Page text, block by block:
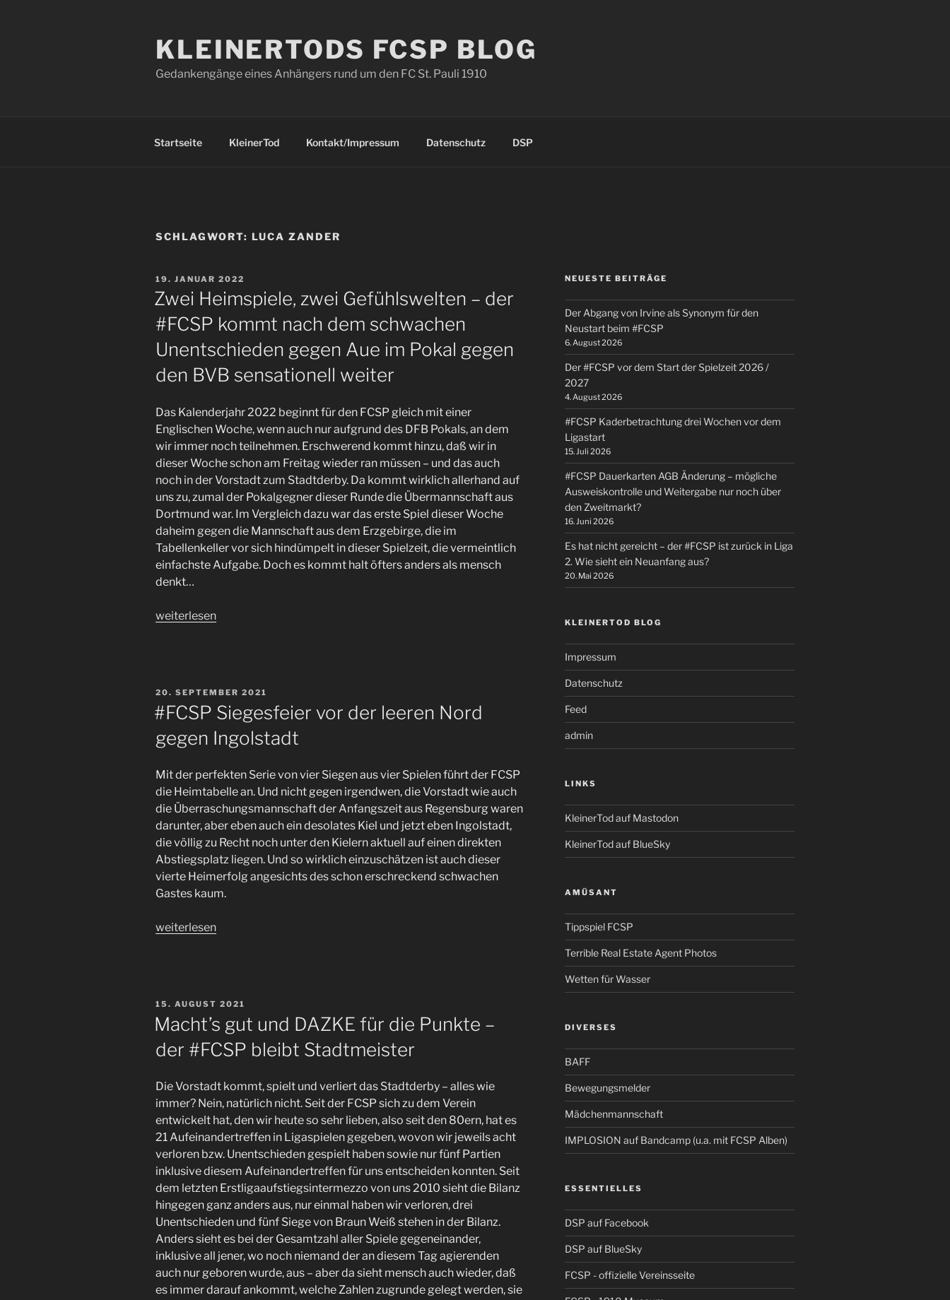
KLEINERTODS FCSP BLOG
Gedankengänge eines Anhängers rund um den FC St. Pauli 1910
Startseite KleinerTod Kontakt/Impressum Datenschutz DSP
SCHLAGWORT: LUCA ZANDER
VERÖFFENTLICHT
AM
19. JANUAR 2022
Zwei Heimspiele, zwei Gefühlswelten – der
#FCSP kommt nach dem schwachen
Unentschieden gegen Aue im Pokal gegen
den BVB sensationell weiter
Das Kalenderjahr 2022 beginnt für den FCSP gleich mit einer
Englischen Woche, wenn auch nur aufgrund des DFB Pokals, an dem
wir immer noch teilnehmen. Erschwerend kommt hinzu, daß wir in
dieser Woche schon am Freitag wieder ran müssen – und das auch
noch in der Vorstadt zum Stadtderby. Da kommt wirklich allerhand auf
uns zu, zumal der Pokalgegner dieser Runde die Übermannschaft aus
Dortmund war. Im Vergleich dazu war das erste Spiel dieser Woche
daheim gegen die Mannschaft aus dem Erzgebirge, die im
Tabellenkeller vor sich hindümpelt in dieser Spielzeit, die vermeintlich
einfachste Aufgabe. Doch es kommt halt öfters anders als mensch
denkt…
„Zwei
der
#FCSP
kommt
nach
dem
schwachen
Unentschieden
gegen
Aue
im
Pokal
gegen
BVB
sensationell
weiterlesen
VERÖFFENTLICHT
20. SEPTEMBER 2021
#FCSP Siegesfeier vor der leeren Nord
gegen Ingolstadt
Mit der perfekten Serie von vier Siegen aus vier Spielen führt der FCSP
die Heimtabelle an. Und nicht gegen irgendwen, die Vorstadt wie auch
die Überraschungsmannschaft der Anfangszeit aus Regensburg waren
darunter, aber eben auch ein desolates Kiel und jetzt eben Ingolstadt,
die völlig zu Recht noch unter den Kielern aktuell auf einen direkten
Abstiegsplatz liegen. Und so wirklich einzuschätzen ist auch dieser
vierte Heimerfolg angesichts des schon erschreckend schwachen
Gastes kaum.
„#FCSP
Nord
gegen
Ingolstadt“
weiterlesen
VERÖFFENTLICHT
AM
15. AUGUST 2021
Macht’s gut und DAZKE für die Punkte –
der #FCSP bleibt Stadtmeister
Die Vorstadt kommt, spielt und verliert das Stadtderby – alles wie
immer? Nein, natürlich nicht. Seit der FCSP sich zu dem Verein
entwickelt hat, den wir heute so sehr lieben, also seit den 80ern, hat es
21 Aufeinandertreffen in Ligaspielen gegeben, wovon wir jeweils acht
verloren bzw. Unentschieden gespielt haben sowie nur fünf Partien
inklusive diesem Aufeinandertreffen für uns entscheiden konnten. Seit
dem letzten Erstligaaufstiegsintermezzo von uns 2010 sieht die Bilanz
hingegen ganz anders aus, nur einmal haben wir verloren, drei
Unentschieden und fünf Siege von Braun Weiß stehen in der Bilanz.
Anders sieht es bei der Gesamtzahl aller Spiele gegeneinander,
inklusive all jener, wo noch niemand der an diesem Tag agierenden
auch nur geboren wurde, aus – aber da sieht mensch auch wieder, daß
es immer darauf ankommt, welche Zahlen zugrunde gelegt werden, sie
NEUESTE BEITRÄGE
Der Abgang von Irvine als Synonym für den
Neustart beim #FCSP
6. August 2026
Der #FCSP vor dem Start der Spielzeit 2026 /
2027
4. August 2026
#FCSP Kaderbetrachtung drei Wochen vor dem
Ligastart
15. Juli 2026
#FCSP Dauerkarten AGB Änderung – mögliche
Ausweiskontrolle und Weitergabe nur noch über
den Zweitmarkt?
16. Juni 2026
Es hat nicht gereicht – der #FCSP ist zurück in Liga
2. Wie sieht ein Neuanfang aus?
20. Mai 2026
KLEINERTOD BLOG
Impressum
Datenschutz
Feed
admin
LINKS
KleinerTod auf Mastodon
KleinerTod auf BlueSky
AMÜSANT
Tippspiel FCSP
Terrible Real Estate Agent Photos
Wetten für Wasser
DIVERSES
BAFF
Bewegungsmelder
Mädchenmannschaft
IMPLOSION auf Bandcamp (u.a. mit FCSP Alben)
ESSENTIELLES
DSP auf Facebook
DSP auf BlueSky
FCSP - offizielle Vereinsseite